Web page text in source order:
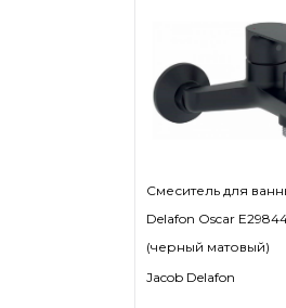
Смеситель для
Delafon Oscar
(черный матовый)
Jacob Delafon